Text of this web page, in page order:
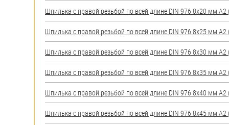
Пробки
Саморезы и шурупы
Стопорные кольца
Такелаж
Шпилька с правой резьбой по всей длине DIN 976 8х20 мм А2
Шпилька с правой резьбой по всей длине DIN 976 8х25 мм А2
Шпилька с правой резьбой по всей длине DIN 976 8х30 мм А2
Шпилька с правой резьбой по всей длине DIN 976 8х35 мм А2
Шпилька с правой резьбой по всей длине DIN 976 8х40 мм А2
Шпилька с правой резьбой по всей длине DIN 976 8х45 мм А2